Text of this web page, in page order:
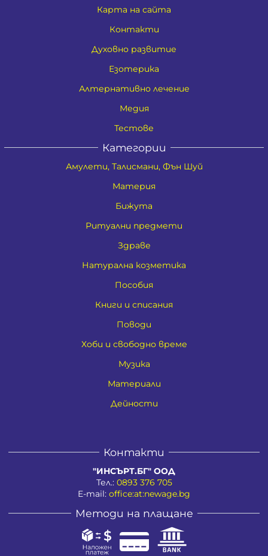
Карта на сайта
Контакти
Духовно развитие
Езотерика
Алтернативно лечение
Медия
Тестове
Категории
Амулети, Талисмани, Фън Шуй
Материя
Бижута
Ритуални предмети
Здраве
Натурална козметика
Пособия
Книги и списания
Поводи
Хоби и свободно време
Музика
Материали
Дейности
Контакти
"ИНСЪРТ.БГ" ООД
Тел.: 0893 376 705
E-mail: office:at:newage.bg
Методи на плащане